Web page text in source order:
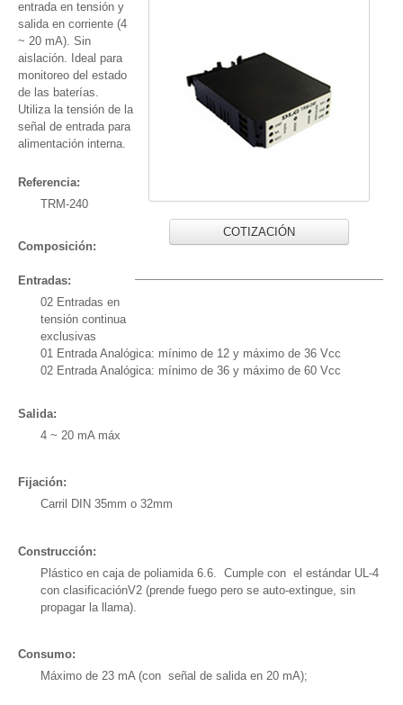
COTIZACIÓN
entrada en tensión y
salida en corriente (4
~ 20 mA). Sin
aislación. Ideal para
monitoreo del estado
de las baterías.
Utiliza la tensión de la
señal de entrada para
alimentación interna.
Referencia:
TRM-240
Composición:
Entradas:
02 Entradas en
tensión continua
exclusivas
01 Entrada Analógica: mínimo de 12 y máximo de 36 Vcc
02 Entrada Analógica: mínimo de 36 y máximo de 60 Vcc
Salida:
4 ~ 20 mA máx
Fijación:
Carril DIN 35mm o 32mm
Construcción:
Plástico en caja de poliamida 6.6. Cumple con el estándar UL-4
con clasificaciónV2 (prende fuego pero se auto-extingue, sin
propagar la llama).
Consumo:
Máximo de 23 mA (con señal de salida en 20 mA);